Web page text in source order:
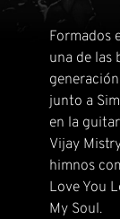
Formados
una de las
junto a
en la
Vijay
himnos
Love You
My Soul.